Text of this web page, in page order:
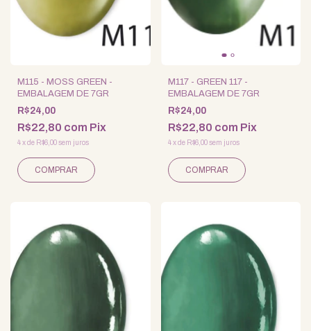
M115 - MOSS GREEN -
EMBALAGEM DE 7GR
R$24,00
R$22,80 com Pix
4xde R$6,00sem juros
M117 - GREEN 117 -
EMBALAGEM DE 7GR
R$24,00
R$22,80 com Pix
4 xde R$6,00 sem juros